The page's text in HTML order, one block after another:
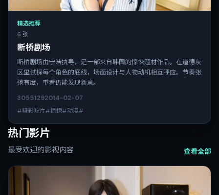
精选推荐
6 张
断桥剧场
断桥剧场由宁浩执导，是一部来自韩国的惊悚题材作品。在道德灰
区里试探每个角色的底线，场面设计与人物动机相互呼应。节奏张
弛有度，重看仍能发现新意。
30551292014-02-07
#精彩短片#惊悚#动漫#
热门影片
最受欢迎的影视内容 查看全部